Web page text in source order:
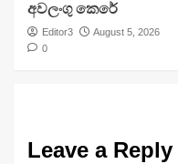
අවලංගු කෙරේ
Editor3
August 5, 2026
0
Leave a Reply